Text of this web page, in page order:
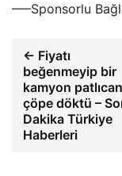
—–Sponsorlu
← Fiyatı
beğenmeyip bir
kamyon
çöpe döktü –
Dakika Türkiye
Haberleri